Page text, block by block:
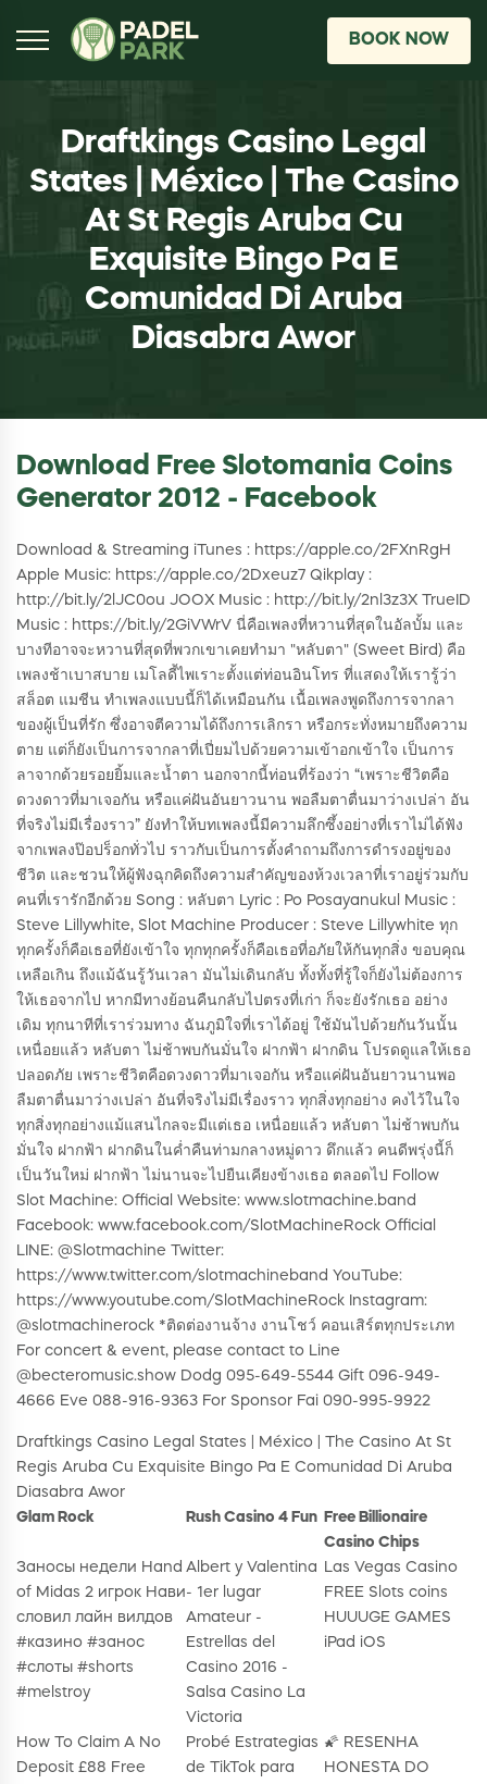
BOOK NOW
Draftkings Casino Legal
States | México | The Casino
At St Regis Aruba Cu
Exquisite Bingo Pa E
Comunidad Di Aruba
Diasabra Awor
Download Free Slotomania Coins
Generator 2012 - Facebook
Download & Streaming iTunes : https://apple.co/2FXnRgH
Apple Music: https://apple.co/2Dxeuz7 Qikplay :
http://bit.ly/2lJC0ou JOOX Music : http://bit.ly/2nl3z3X TrueID
Music : https://bit.ly/2GiVWrV นี่คือเพลงที่หวานที่สุดในอัลบั้ม และ
บางทีอาจจะหวานที่สุดที่พวกเขาเคยทำมา "หลับตา" (Sweet Bird) คือ
เพลงช้าเบาสบาย เมโลดี้ไพเราะตั้งแต่ท่อนอินโทร ที่แสดงให้เรารู้ว่า
สล็อต แมชีน ทำเพลงแบบนี้ก็ได้เหมือนกัน เนื้อเพลงพูดถึงการจากลา
ของผู้เป็นที่รัก ซึ่งอาจตีความได้ถึงการเลิกรา หรือกระทั่งหมายถึงความ
ตาย แต่ก็ยังเป็นการจากลาที่เปี่ยมไปด้วยความเข้าอกเข้าใจ เป็นการ
ลาจากด้วยรอยยิ้มและน้ำตา นอกจากนี้ท่อนที่ร้องว่า “เพราะชีวิตคือ
ดวงดาวที่มาเจอกัน หรือแค่ฝันอันยาวนาน พอลืมตาตื่นมาว่างเปล่า อัน
ที่จริงไม่มีเรื่องราว” ยังทำให้บทเพลงนี้มีความลึกซึ้งอย่างที่เราไม่ได้ฟัง
จากเพลงป๊อปร็อกทั่วไป ราวกับเป็นการตั้งคำถามถึงการดำรงอยู่ของ
ชีวิต และชวนให้ผู้ฟังฉุกคิดถึงความสำคัญของห้วงเวลาที่เราอยู่ร่วมกับ
คนที่เรารักอีกด้วย Song : หลับตา Lyric : Po Posayanukul Music :
Steve Lillywhite, Slot Machine Producer : Steve Lillywhite ทุก
ทุกครั้งก็คือเธอที่ยังเข้าใจ ทุกทุกครั้งก็คือเธอที่อภัยให้กันทุกสิ่ง ขอบคุณ
เหลือเกิน ถึงแม้ฉันรู้วันเวลา มันไม่เดินกลับ ทั้งทั้งที่รู้ใจก็ยังไม่ต้องการ
ให้เธอจากไป หากมีทางย้อนคืนกลับไปตรงที่เก่า ก็จะยังรักเธอ อย่าง
เดิม ทุกนาทีที่เราร่วมทาง ฉันภูมิใจที่เราได้อยู่ ใช้มันไปด้วยกันวันนั้น
เหนื่อยแล้ว หลับตา ไม่ช้าพบกันมั่นใจ ฝากฟ้า ฝากดิน โปรดดูแลให้เธอ
ปลอดภัย เพราะชีวิตคือดวงดาวที่มาเจอกัน หรือแค่ฝันอันยาวนานพอ
ลืมตาตื่นมาว่างเปล่า อันที่จริงไม่มีเรื่องราว ทุกสิ่งทุกอย่าง คงไว้ในใจ
ทุกสิ่งทุกอย่างแม้แสนไกลจะมีแต่เธอ เหนื่อยแล้ว หลับตา ไม่ช้าพบกัน
มั่นใจ ฝากฟ้า ฝากดินในค่ำคืนท่ามกลางหมู่ดาว ดึกแล้ว คนดีพรุ่งนี้ก็
เป็นวันใหม่ ฝากฟ้า ไม่นานจะไปยืนเคียงข้างเธอ ตลอดไป Follow
Slot Machine: Official Website: www.slotmachine.band
Facebook: www.facebook.com/SlotMachineRock Official
LINE: @Slotmachine Twitter:
https://www.twitter.com/slotmachineband YouTube:
https://www.youtube.com/SlotMachineRock Instagram:
@slotmachinerock *ติดต่องานจ้าง งานโชว์ คอนเสิร์ตทุกประเภท
For concert & event, please contact to Line
@becteromusic.show Dodg 095-649-5544 Gift 096-949-
4666 Eve 088-916-9363 For Sponsor Fai 090-995-9922
Draftkings Casino Legal States | México | The Casino At St
Regis Aruba Cu Exquisite Bingo Pa E Comunidad Di Aruba
Diasabra Awor
Glam Rock
Rush Casino 4 Fun
Free Billionaire
Casino Chips
Заносы недели Hand
of Midas 2 игрок Нави
словил лайн вилдов
#казино #занос
#слоты #shorts
#melstroy
Albert y Valentina
- 1er lugar
Amateur -
Estrellas del
Casino 2016 -
Salsa Casino La
Victoria
Las Vegas Casino
FREE Slots coins
HUUUGE GAMES
iPad iOS
How To Claim A No
Deposit £88 Free
Probé Estrategias
de TikTok para
🌠 RESENHA
HONESTA DO